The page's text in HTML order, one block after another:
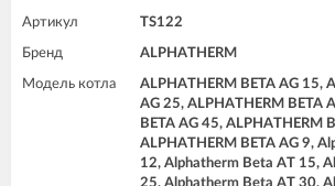
Артикул TS122
Бренд ALPHATHERM
Модель котла
ALPHATHERM BETA AG 15,
AG 25, ALPHATHERM BETA
BETA AG 45, ALPHATHERM
ALPHATHERM BETA AG 9,
12, Alphatherm Beta AT 15,
25, Alphatherm Beta AT 30,